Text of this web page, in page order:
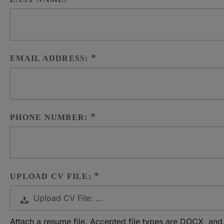
EMAIL ADDRESS:
PHONE NUMBER:
UPLOAD CV FILE:
Upload CV File: …
Attach a resume file. Accepted file types are DOCX, and